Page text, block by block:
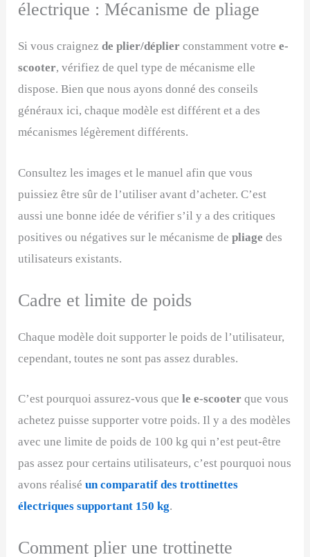
électrique : Mécanisme de pliage
Si vous craignez de plier/déplier constamment votree-
scooter, vérifiez de quel type de mécanisme elle
dispose. Bien que nous ayons donné des conseils
généraux ici, chaque modèle est différent et a des
mécanismes légèrement différents.
Consultez les images et le manuel afin que vous
puissiez être sûr de l’utiliser avant d’acheter. C’est
aussi une bonne idée de vérifier s’il y a des critiques
positives ou négatives sur le mécanisme depliage des
utilisateurs existants.
Cadre et limite de poids
Chaque modèle doit supporter le poids de l’utilisateur,
cependant, toutes ne sont pas assez durables.
C’est pourquoi assurez-vous quele e-scooter que vous
achetez puisse supporter votre poids. Il y a des modèles
avec une limite de poids de 100 kg qui n’est peut-être
pas assez pour certains utilisateurs, c’est pourquoi nous
avons réaliséun comparatif des trottinettes
électriques supportant 150 kg.
Comment plier une trottinette